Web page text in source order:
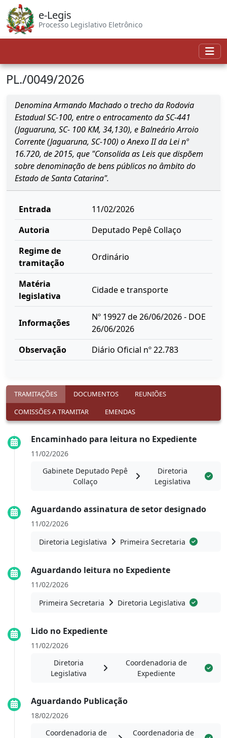
e-Legis
Processo Legislativo Eletrônico
PL./0049/2026
Denomina Armando Machado o trecho da Rodovia
Estadual SC-100, entre o entrocamento da SC-441
(Jaguaruna, SC- 100 KM, 34,130), e Balneário Arroio
Corrente (Jaguaruna, SC-100) o Anexo II da Lei nº
16.720, de 2015, que "Consolida as Leis que dispõem
sobre denominação de bens públicos no âmbito do
Estado de Santa Catarina".
Entrada
11/02/2026
Autoria
Deputado Pepê Collaço
Regime de
tramitação
Ordinário
Matéria
legislativa
Cidade e transporte
Informações
Nº 19927 de 26/06/2026 - DOE
26/06/2026
Observação
Diário Oficial nº 22.783
TRAMITAÇÕES DOCUMENTOS
REUNIÕES
COMISSÕES A TRAMITAR
EMENDAS
Encaminhado para leitura no Expediente
11/02/2026
Gabinete Deputado Pepê
Collaço
Diretoria
Legislativa
Aguardando assinatura de setor designado
11/02/2026
Diretoria Legislativa
Primeira Secretaria
Aguardando leitura no Expediente
11/02/2026
Primeira Secretaria
Diretoria Legislativa
Lido no Expediente
11/02/2026
Diretoria
Legislativa
Coordenadoria de
Expediente
Aguardando Publicação
18/02/2026
Coordenadoria de
Coordenadoria de